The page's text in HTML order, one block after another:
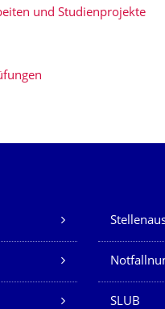
und Studienprojekte
SLUB